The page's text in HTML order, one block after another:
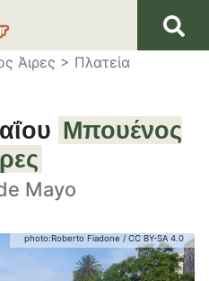
Άιρες > Πλατεία
Μπουένος
Mayo
photo:Roberto Fiadone / CC BY-SA 4.0